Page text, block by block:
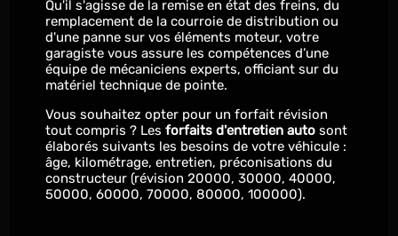
Qu'il s'agisse de la remise en état des freins, du
remplacement de la courroie de distribution ou
d'une panne sur vos éléments moteur, votre
garagiste vous assure les compétences d’une
équipe de mécaniciens experts, officiant sur du
matériel technique de pointe.
Vous souhaitez opter pour un forfait révision
tout compris ? Lesforfaits d'entretien auto sont
élaborés suivants les besoins de votre véhicule :
âge, kilométrage, entretien, préconisations du
constructeur (révision 20000, 30000, 40000,
50000, 60000, 70000, 80000, 100000).